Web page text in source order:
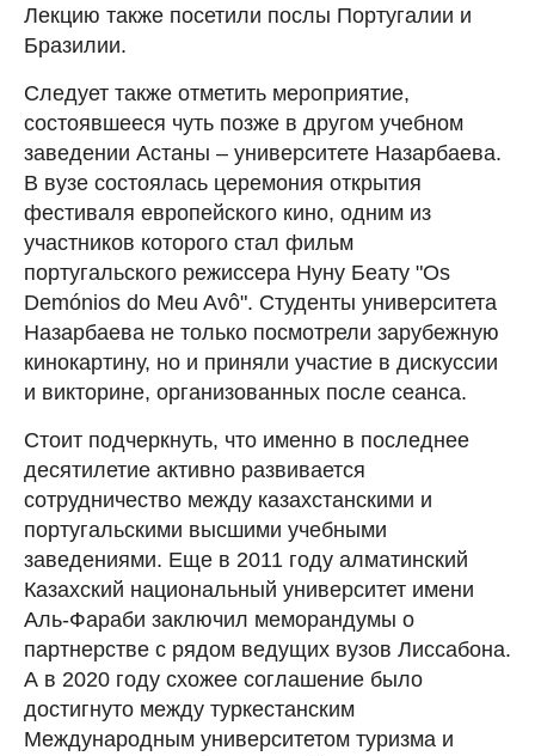
Лекцию также посетили послы Португалии и
Бразилии.
Следует также отметить мероприятие,
состоявшееся чуть позже в другом учебном
заведении Астаны – университете Назарбаева.
В вузе состоялась церемония открытия
фестиваля европейского кино, одним из
участников которого стал фильм
португальского режиссера Нуну Беату "Os
Demónios do Meu Avô". Студенты университета
Назарбаева не только посмотрели зарубежную
кинокартину, но и приняли участие в дискуссии
и викторине, организованных после сеанса.
Стоит подчеркнуть, что именно в последнее
десятилетие активно развивается
сотрудничество между казахстанскими и
португальскими высшими учебными
заведениями. Еще в 2011 году алматинский
Казахский национальный университет имени
Аль-Фараби заключил меморандумы о
партнерстве с рядом ведущих вузов Лиссабона.
А в 2020 году схожее соглашение было
достигнуто между туркестанским
Международным университетом туризма и